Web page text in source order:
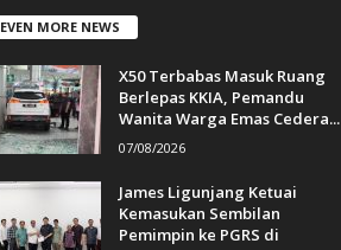
EVEN MORE NEWS
X50 Terbabas Masuk Ruang
Berlepas KKIA, Pemandu
Wanita Warga Emas Cedera...
07/08/2026
James Ligunjang Ketuai
Kemasukan Sembilan
Pemimpin ke PGRS di